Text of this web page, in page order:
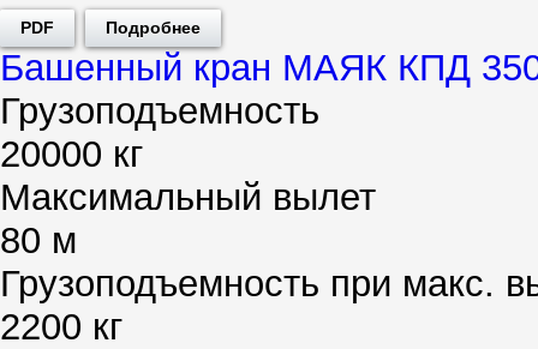
PDF Подробнее
Башенный кран МАЯК КПД
Грузоподъемность
20000 кг
Максимальный вылет
80 м
Грузоподъемность при макс.
2200 кг